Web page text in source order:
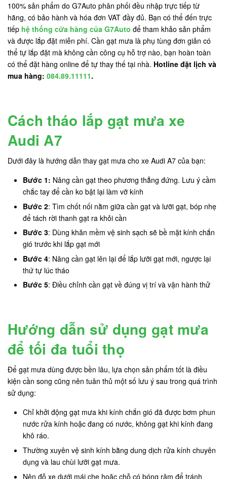
100% sản phẩm do G7Auto phân phối đều nhập trực tiếp từ
hãng, có bảo hành và hóa đơn VAT đầy đủ. Bạn có thể đến trực
tiếp hệ thống cửa hàng của G7Auto để tham khảo sản phẩm
và được lắp đặt miễn phí. Cần gạt mưa là phụ tùng đơn giản có
thể tự lắp đặt mà không cần công cụ hỗ trợ nào, bạn hoàn toàn
có thể đặt hàng online để tự thay thế tại nhà. Hotline đặt lịch và
mua hàng: 084.89.11111.
Cách tháo lắp gạt mưa xe
Audi A7
Dưới đây là hướng dẫn thay gạt mưa cho xe Audi A7 của bạn:
Bước 1: Nâng cần gạt theo phương thẳng đứng. Lưu ý cầm
chắc tay để cần ko bật lại làm vỡ kính
Bước 2: Tìm chốt nối nằm giữa cần gạt và lưỡi gạt, bóp nhẹ
để tách rời thanh gạt ra khỏi cần
Bước 3: Dùng khăn mềm vệ sinh sạch sẽ bề mặt kính chắn
gió trước khi lắp gạt mới
Bước 4: Nâng cần gạt lên lại để lắp lưỡi gạt mới, ngược lại
thứ tự lúc tháo
Bước 5: Điều chỉnh cần gạt về đúng vị trí và vận hành thử
Hướng dẫn sử dụng gạt mưa
để tối đa tuổi thọ
Để gạt mưa dùng được bền lâu, lựa chọn sản phẩm tốt là điều
kiện cần song cũng nên tuân thủ một số lưu ý sau trong quá trình
sử dụng:
Chỉ khởi động gạt mưa khi kính chắn gió đã được bơm phun
nước rửa kính hoặc đang có nước, không gạt khi kính đang
khô ráo.
Thường xuyên vệ sinh kính bằng dung dịch rửa kính chuyên
dụng và lau chùi lưỡi gạt mưa.
Nên đỗ xe dưới mái che hoặc chỗ có bóng râm để tránh